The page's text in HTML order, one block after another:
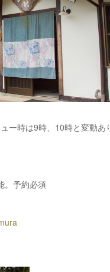
ー時は9時、10時と変動あ
。予約必須